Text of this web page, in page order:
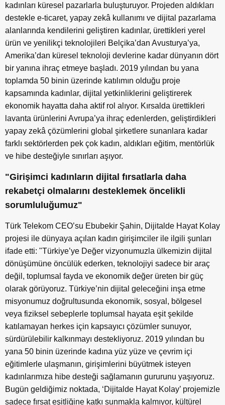
kadınları küresel pazarlarla buluşturuyor. Projeden aldıkları
destekle e-ticaret, yapay zekâ kullanımı ve dijital pazarlama
alanlarında kendilerini geliştiren kadınlar, ürettikleri yerel
ürün ve yenilikçi teknolojileri Belçika’dan Avusturya’ya,
Amerika’dan küresel teknoloji devlerine kadar dünyanın dört
bir yanına ihraç etmeye başladı. 2019 yılından bu yana
toplamda 50 binin üzerinde katılımın olduğu proje
kapsamında kadınlar, dijital yetkinliklerini geliştirerek
ekonomik hayatta daha aktif rol alıyor. Kırsalda ürettikleri
lavanta ürünlerini Avrupa’ya ihraç edenlerden, geliştirdikleri
yapay zekâ çözümlerini global şirketlere sunanlara kadar
farklı sektörlerden pek çok kadın, aldıkları eğitim, mentörlük
ve hibe desteğiyle sınırları aşıyor.
"Girişimci kadınların dijital fırsatlarla daha
rekabetçi olmalarını desteklemek öncelikli
sorumluluğumuz"
Türk Telekom CEO’su Ebubekir Şahin, Dijitalde Hayat Kolay
projesi ile dünyaya açılan kadın girişimciler ile ilgili şunları
ifade etti: "Türkiye’ye Değer vizyonumuzla ülkemizin dijital
dönüşümüne öncülük ederken, teknolojiyi sadece bir araç
değil, toplumsal fayda ve ekonomik değer üreten bir güç
olarak görüyoruz. Türkiye’nin dijital geleceğini inşa etme
misyonumuz doğrultusunda ekonomik, sosyal, bölgesel
veya fiziksel sebeplerle toplumsal hayata eşit şekilde
katılamayan herkes için kapsayıcı çözümler sunuyor,
sürdürülebilir kalkınmayı destekliyoruz. 2019 yılından bu
yana 50 binin üzerinde kadına yüz yüze ve çevrim içi
eğitimlerle ulaşmanın, girişimlerini büyütmek isteyen
kadınlarımıza hibe desteği sağlamanın gururunu yaşıyoruz.
Bugün geldiğimiz noktada, ‘Dijitalde Hayat Kolay’ projemizle
sadece fırsat eşitliğine katkı sunmakla kalmıyor, kültürel